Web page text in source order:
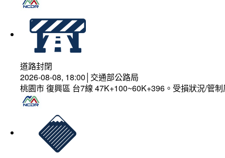
道路封閉
2026-08-08, 18:00│交通部公路局
桃園市 復興區 台7線 47K+100~60K+396。受損狀況/管